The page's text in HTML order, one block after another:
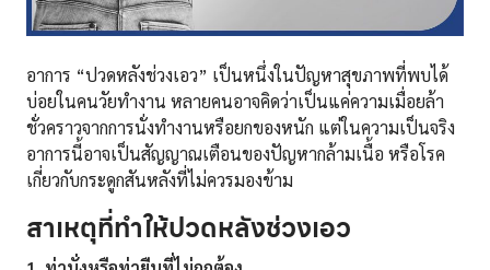
อาการ “ปวดหลังช่วงเอว” เป็นหนึ่งในปัญหาสุขภาพที่พบได้
บ่อยในคนวัยทำงาน หลายคนอาจคิดว่าเป็นแค่ความเมื่อยล้า
ชั่วคราวจากการนั่งทำงานหรือยกของหนัก แต่ในความเป็นจริง
อาการนี้อาจเป็นสัญญาณเตือนของปัญหากล้ามเนื้อ หรือโรค
เกี่ยวกับกระดูกสันหลังที่ไม่ควรมองข้าม
สาเหตุที่ทำให้ปวดหลังช่วงเอว